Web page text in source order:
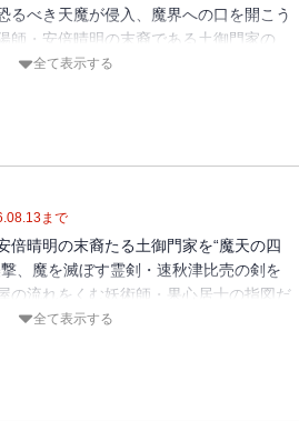
るべき天魔が侵入、魔界への口を開こう
師・安倍晴明の末裔である土御門家の
討つことができる出雲の霊剣・速秋津比
全て表示する
まで
倍晴明の末裔たる土御門家を“魔天の四
、魔を滅ぼす霊剣・速秋津比売の剣を
の流れをくむ妖術師・果心居士の指図だ
松永久秀を操り、恐るべき陰謀を企てて
全て表示する